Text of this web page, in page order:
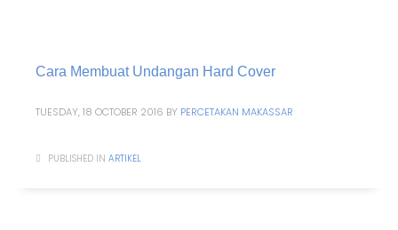
Cara Membuat Undangan Hard Cover
TUESDAY, 18 OCTOBER 2016 BY PERCETAKAN MAKASSAR
PUBLISHED IN ARTIKEL